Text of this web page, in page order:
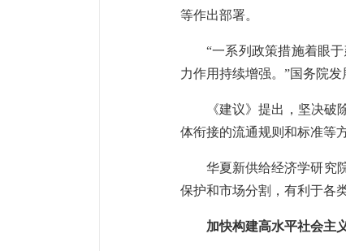
等作出部署。
“一系列政策措施着眼
力作用持续增强。”国务院
《建议》提出，坚决
体衔接的流通规则和标准等
华夏新供给经济学研究
保护和市场分割，有利于各
加快构建高水平社会主